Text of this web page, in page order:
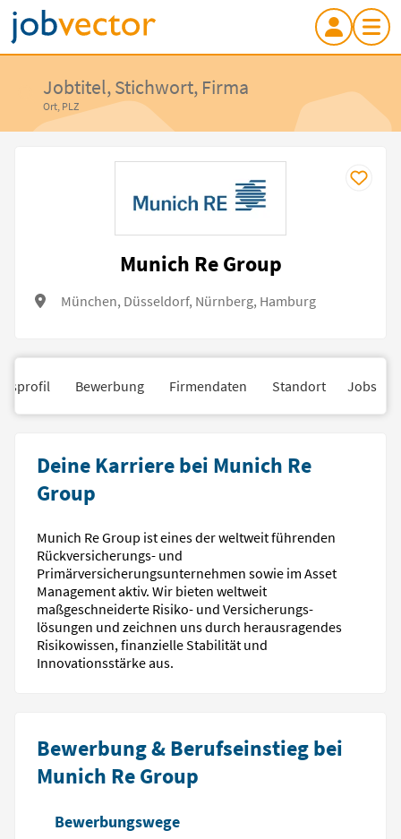
Jobtitel, Stichwort, Firma
Ort, PLZ
Munich Re Group
München, Düsseldorf, Nürnberg, Hamburg
Bewerbung Firmendaten Standort Jobs
Deine Karriere bei Munich Re
Group
Munich Re Group ist eines der weltweit führenden
Rückversicherungs- und
Primärversicherungsunternehmen sowie im Asset
Management aktiv. Wir bieten weltweit
maßgeschneiderte Risiko- und Versicherungs-
lösungen und zeichnen uns durch herausragendes
Risikowissen, finanzielle Stabilität und
Innovationsstärke aus.
Bewerbung & Berufseinstieg bei
Munich Re Group
Bewerbungswege